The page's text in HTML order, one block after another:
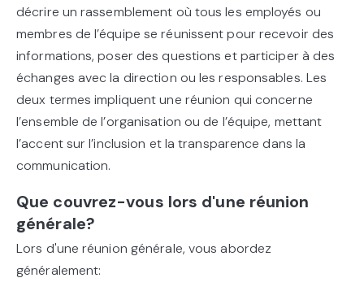
décrire un rassemblement où tous les employés ou
membres de l’équipe se réunissent pour recevoir des
informations, poser des questions et participer à des
échanges avec la direction ou les responsables. Les
deux termes impliquent une réunion qui concerne
l’ensemble de l’organisation ou de l’équipe, mettant
l’accent sur l’inclusion et la transparence dans la
communication.
Que couvrez-vous lors d'une réunion
générale?
Lors d'une réunion générale, vous abordez
généralement: